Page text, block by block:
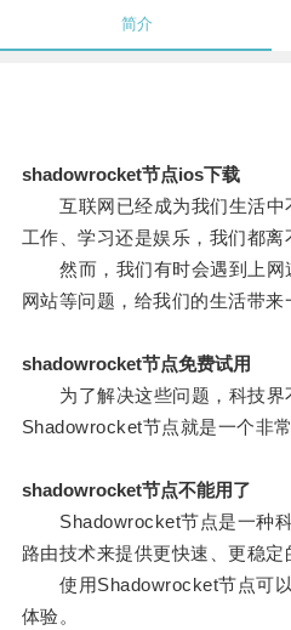
简介
shadowrocket节点ios下载
互联网已经成为我们生活中
工作、学习还是娱乐，我们都离
然而，我们有时会遇到上网
网站等问题，给我们的生活带来
shadowrocket节点免费试用
为了解决这些问题，科技界
Shadowrocket节点就是一个非
shadowrocket节点不能用了
Shadowrocket节点是一种科
路由技术来提供更快速、更稳定
使用Shadowrocket节点可以
体验。